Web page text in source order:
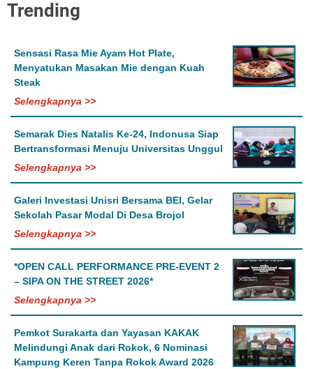
Trending
Sensasi Rasa Mie Ayam Hot Plate,
Menyatukan Masakan Mie dengan Kuah
Steak
Selengkapnya >>
Semarak Dies Natalis Ke-24, Indonusa Siap
Bertransformasi Menuju Universitas Unggul
Selengkapnya >>
Galeri Investasi Unisri Bersama BEI, Gelar
Sekolah Pasar Modal Di Desa Brojol
Selengkapnya >>
*OPEN CALL PERFORMANCE PRE-EVENT 2
– SIPA ON THE STREET 2026*
Selengkapnya >>
Pemkot Surakarta dan Yayasan KAKAK
Melindungi Anak dari Rokok, 6 Nominasi
Kampung Keren Tanpa Rokok Award 2026